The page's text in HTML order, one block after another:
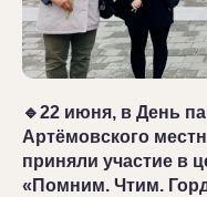
🔹22 июня, в День
Артёмовского
приняли участие в
«Помним. Чтим.